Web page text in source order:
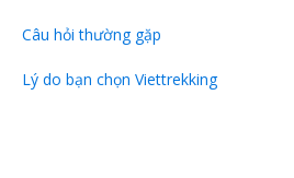
Câu hỏi thường gặp
Lý do bạn chọn Viettrekking